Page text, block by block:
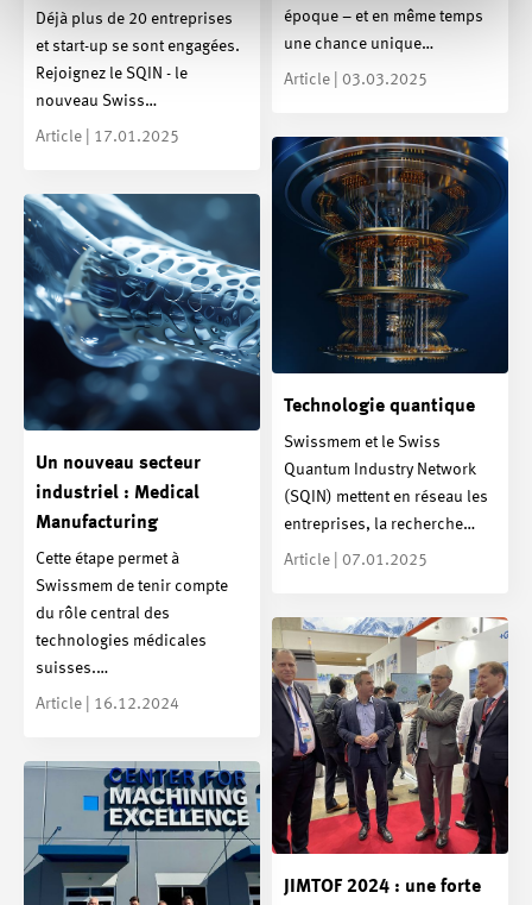
époque – et en même temps
une chance unique…
Article | 03.03.2025
Déjà plus de 20 entreprises
et start-up se sont engagées.
Rejoignez le SQIN - le
nouveau Swiss…
Article | 17.01.2025
Technologie quantique
Swissmem et le Swiss
Quantum Industry Network
(SQIN) mettent en réseau les
entreprises, la recherche…
Article | 07.01.2025
Un nouveau secteur
industriel : Medical
Manufacturing
Cette étape permet à
Swissmem de tenir compte
du rôle central des
technologies médicales
suisses.…
Article | 16.12.2024
JIMTOF 2024 : une forte